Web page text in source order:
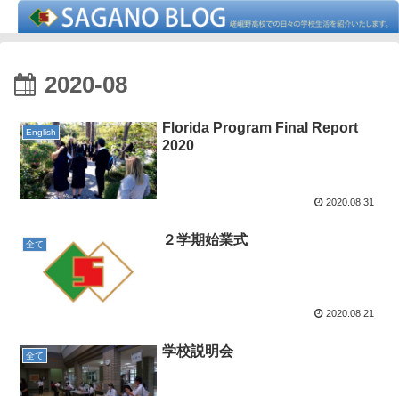
2020-08
English
Florida Program Final Report
2020
2020.08.31
全て ２学期始業式
2020.08.21
全て 学校説明会